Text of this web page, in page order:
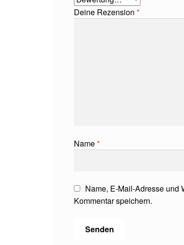
Deine Rezension *
Name*
Name, E-Mail-Adresse und
Kommentar speichern.